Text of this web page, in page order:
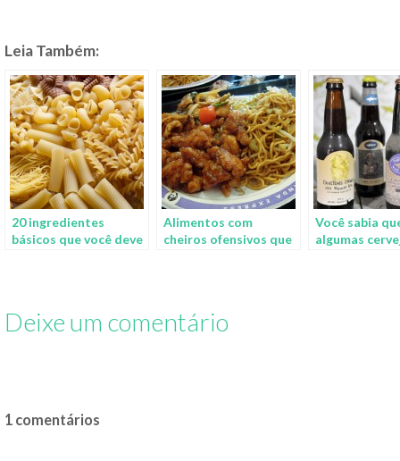
Leia Também:
20 ingredientes
básicos que você deve
Alimentos com
cheiros ofensivos que
Você sabia
algumas
Deixe um comentário
1 comentários